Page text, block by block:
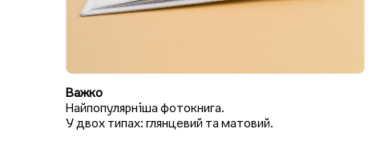
Важко
Найпопулярніша фотокнига.
У двох типах: глянцевий та матовий.